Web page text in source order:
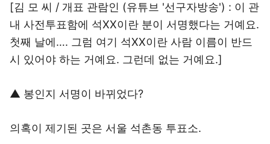
[김 모 씨 / 개표 관람인 (유튜브 '선구자방송') : 이 관
내 사전투표함에 석XX이란 분이 서명했다는 거예요.
첫째 날에…. 그럼 여기 석XX이란 사람 이름이 반드
시 있어야 하는 거예요. 그런데 없는 거예요.]
▲ 봉인지 서명이 바뀌었다?
의혹이 제기된 곳은 서울 석촌동 투표소.